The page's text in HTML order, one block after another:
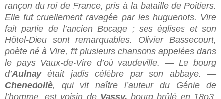
rançon du roi de France, pris à la bataille de Poitiers.
Elle fut cruellement ravagée par les hugue­nots. Vire
fait partie de l’ancien Bocage ; ses églises et son
Hôtel-Dieu sont remarquables. Olivier Bassecourt,
poète né à Vire, fit plusieurs chansons appelées dans
le pays Vaux-de-Vire d’où vaudeville. — Le bourg
d’Aulnayétait jadis célèbre par son abbaye. —
Chenedollè, qui vit naître l’auteur du Génie de
l’homme, est voisin de Vassy, bourg brûlé en 18o3.